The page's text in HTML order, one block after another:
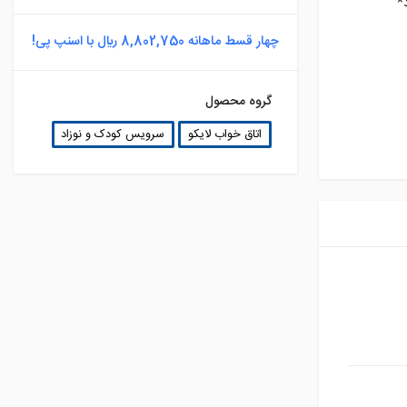
چهار قسط ماهانه 8,802,750 ريال با اسنپ پی!
گروه محصول
اتاق خواب لایکو سرویس کودک و نوزاد